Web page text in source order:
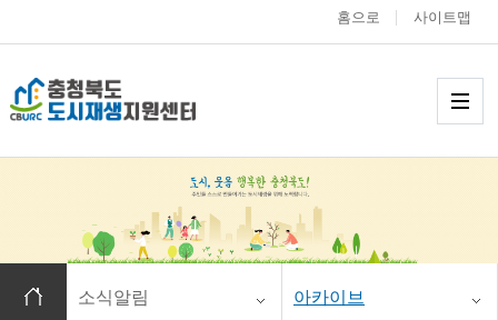
충청북도 도시재
홈으로 사이트맵
홈으로 이동
소식알림 아카이브